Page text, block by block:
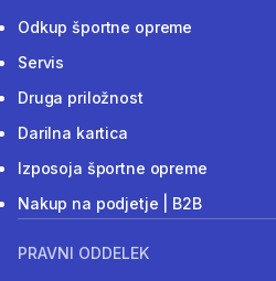
Odkup športne opreme
Servis
Druga priložnost
Darilna kartica
Izposoja športne opreme
Nakup na podjetje | B2B
PRAVNI ODDELEK